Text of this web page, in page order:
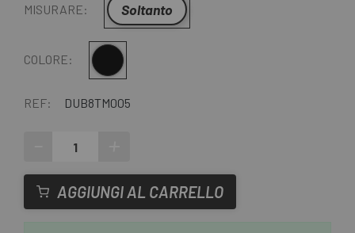
MISURARE: Soltanto
COLORE: Multiplo
REF: DUB8TM005
AGGIUNGI AL CARRELLO